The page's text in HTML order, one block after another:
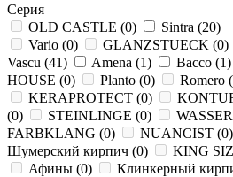
Серия
OLD CASTLE (0) Sintra (20)
Vario (0) GLANZSTUECK (0)
Vascu (41) Amena (1) Bacco (1)
HOUSE (0) Planto (0) Romero (
KERAPROTECT (0)
(0) STEINLINGE (0)
FARBKLANG (0) NUANCIST (0)
Шумерский кирпич (0) KING
Афины (0) Клинкерный